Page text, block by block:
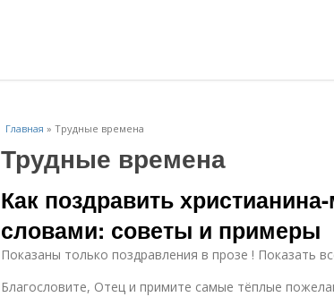
Главная » Трудные времена
Трудные времена
Как поздравить
словами: советы и примеры
Показаны только поздравления в прозе ! Показать
Благословите, Отец и примите самые тёплые